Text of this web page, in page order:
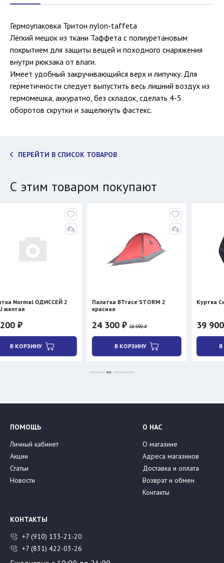
Гермоупаковка Тритон nylon-taffeta
Лёгкий мешок из ткани Таффета с полиуретановым
покрытием для защиты вещей и походного снаряжения
внутри рюкзака от влаги.
Имеет удобный закручивающийся верх и липучку. Для
герметичности следует выпустить весь лишний воздух из
гермомешка, аккуратно, без складок, сделать 4-5
оборотов скрутки и защелкнуть фастекс.
ПЕРЕЙТИ В СПИСОК ТОВАРОВ
С этим товаром покупают
2
Палатка BTrace STORM 2
28 590 ₽
Куртка Сивера ДИВЪ
ПОМОЩЬ
Личный кабинет
Акции
Статьи
Новости
О НАС
О магазине
Адреса магазинов
Доставка и оплата
Возврат и обмен
Контакты
КОНТАКТЫ
+7 (910) 133-21-20
+7 (831) 422-03-26